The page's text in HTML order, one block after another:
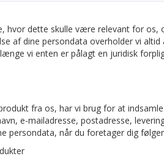
hvor dette skulle være relevant for
af dine persondata overholder vi
vi enten er pålagt en juridisk
fra os, har vi brug for at
e-mailadresse, postadresse,
persondata, når du foretager dig